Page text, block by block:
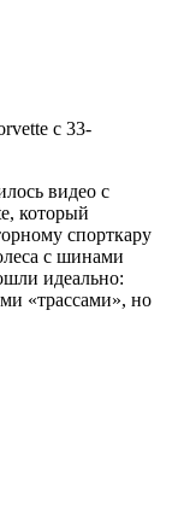
с 33-
видео с
который
спорткару
с шинами
идеально:
«трассами», но